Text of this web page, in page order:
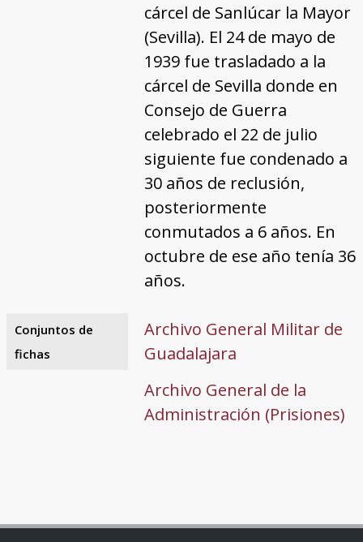
cárcel de Sanlúcar la Mayor
(Sevilla). El 24 de mayo de
1939 fue trasladado a la
cárcel de Sevilla donde en
Consejo de Guerra
celebrado el 22 de julio
siguiente fue condenado a
30 años de reclusión,
posteriormente
conmutados a 6 años. En
octubre de ese año tenía 36
años.
Conjuntos de
fichas
Archivo General Militar de
Guadalajara
Archivo General de la
Administración (Prisiones)